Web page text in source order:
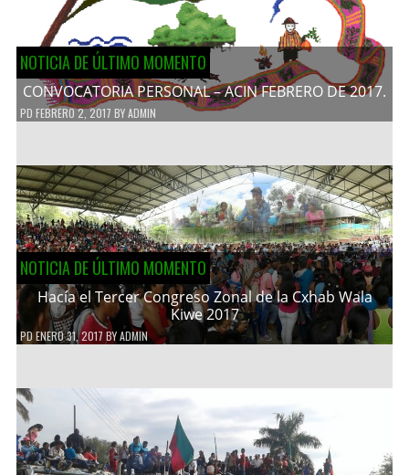
NOTICIA DE ÚLTIMO MOMENTO
CONVOCATORIA PERSONAL – ACIN FEBRERO DE 2017.
PD FEBRERO 2, 2017 BYADMIN
NOTICIA DE ÚLTIMO MOMENTO
Hacía el Tercer Congreso Zonal de la Cxhab Wala
Kiwe 2017
PDENERO 31, 2017 BYADMIN